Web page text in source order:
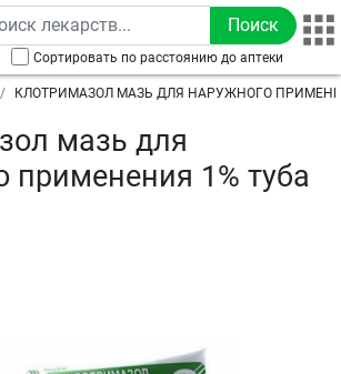
содержанию
Сортировать по расстоянию до аптеки
КЛОТРИМАЗОЛ МАЗЬ ДЛЯ НАРУЖНОГО
мазь для
применения 1% туба